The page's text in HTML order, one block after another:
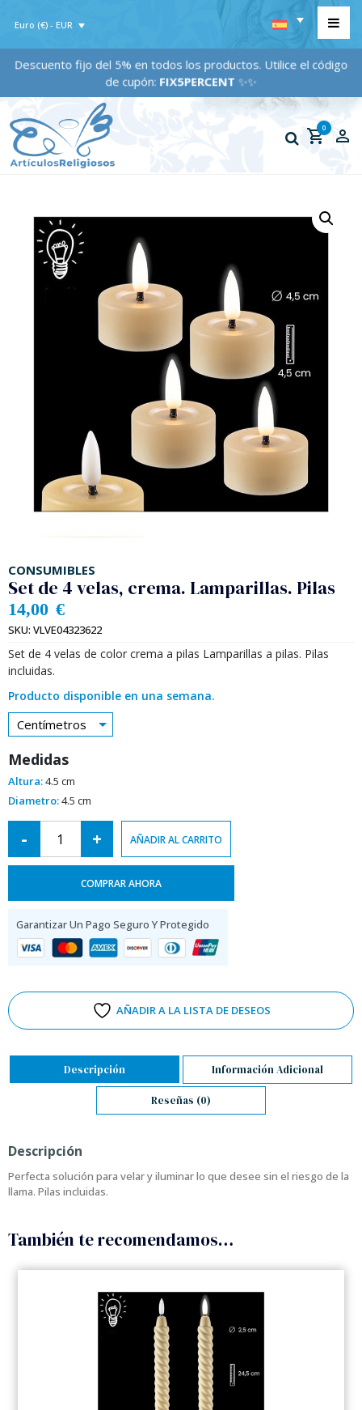
Euro (€) - EUR
Descuento fijo del 5% en todos los productos. Utilice el código
de cupón:FIX5PERCENT✨✨
0
CONSUMIBLES
Set de 4 velas, crema. Lamparillas. Pilas
14,00 €
SKU: VLVE04323622
Set de 4 velas de color crema a pilas Lamparillas a pilas. Pilas
incluidas.
Producto disponible en una semana.
Centímetros
Medidas
Altura:4.5 cm
Diametro:4.5 cm
- + AÑADIR AL CARRITO
COMPRAR AHORA
Garantizar Un Pago Seguro Y Protegido
Alternative:
AÑADIR A LA LISTA DE DESEOS
Descripción Información Adicional
Reseñas (0)
Descripción
Perfecta solución para velar y iluminar lo que desee sin el riesgo de la
llama. Pilas incluidas.
También te recomendamos…